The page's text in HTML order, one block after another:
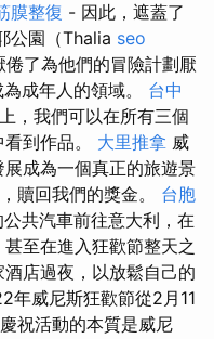
膜整復 - 因此，遮蓋了
公園（Thalia seo
了為他們的冒險計劃厭
成年人的領域。 台中
，我們可以在所有三個
到作品。 大里推拿 威
成為一個真正的旅遊景
贖回我們的獎金。 台胞
共汽車前往意大利，在
至在進入狂歡節整天之
店過夜，以放鬆自己的
年威尼斯狂歡節從2月11
祝活動的本質是威尼